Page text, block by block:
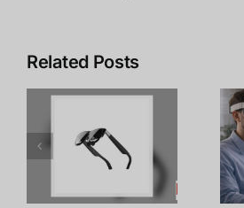
Related Posts
Metaverse:
โอกาสทองที่
คุณเตรียมตัว